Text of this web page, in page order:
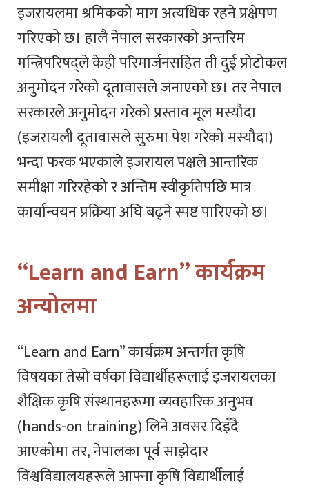
इजरायलमा श्रमिकको माग अत्यधिक रहने प्रक्षेपण
गरिएको छ। हालै नेपाल सरकारको अन्तरिम
मन्त्रिपरिषद्ले केही परिमार्जनसहित ती दुई प्रोटोकल
अनुमोदन गरेको दूतावासले जनाएको छ। तर नेपाल
सरकारले अनुमोदन गरेको प्रस्ताव मूल मस्यौदा
(इजरायली दूतावासले सुरुमा पेश गरेको मस्यौदा)
भन्दा फरक भएकाले इजरायल पक्षले आन्तरिक
समीक्षा गरिरहेको र अन्तिम स्वीकृतिपछि मात्र
कार्यान्वयन प्रक्रिया अघि बढ्ने स्पष्ट पारिएको छ।
“Learn and Earn” कार्यक्रम
अन्योलमा
“Learn and Earn” कार्यक्रम अन्तर्गत कृषि
विषयका तेस्रो वर्षका विद्यार्थीहरूलाई इजरायलका
शैक्षिक कृषि संस्थानहरूमा व्यवहारिक अनुभव
(hands-on training) लिने अवसर दिइँदै
आएकोमा तर, नेपालका पूर्व साझेदार
विश्वविद्यालयहरूले आफ्ना कृषि विद्यार्थीलाई